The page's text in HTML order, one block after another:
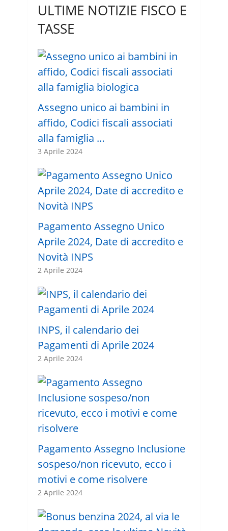
ULTIME NOTIZIE FISCO E
TASSE
Assegno unico ai bambini in
affido, Codici fiscali associati
alla famiglia …
3 Aprile 2024
Pagamento Assegno Unico
Aprile 2024, Date di accredito e
Novità INPS
2 Aprile 2024
INPS, il calendario dei
Pagamenti di Aprile 2024
2 Aprile 2024
Pagamento Assegno Inclusione
sospeso/non ricevuto, ecco i
motivi e come risolvere
2 Aprile 2024